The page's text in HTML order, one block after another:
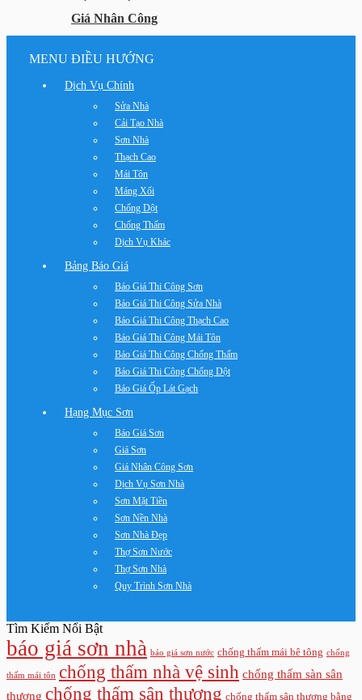
Giá Nhân Công
MENU ĐIỀU HƯỚNG
Dịch Vụ Chính
Sửa Nhà
Cải Tạo Nhà
Sơn Nhà
Thạch Cao
Mái Tôn
Máng Xối
Chống Dột
Chống Thấm
Dịch Vụ Khác
Bảng Báo Giá
Báo Giá Thi Công Sơn
Báo Giá Thi Công Sửa Nhà
Báo Giá Thi Công Thạch Cao
Báo Giá Thi Công Mái Tôn
Báo Giá Thi Công Chống Thấm
Báo Giá Thi Công Chống Dột
Báo Giá Ốp Lát Gạch
Hạng Mục Sơn
Báo Giá Sơn
Giá Sơn
Giá Nhân Công Sơn
Dịch Vụ Sơn Nhà
Sơn Mặt Tiền
Sơn Nền Nhà
Sơn Nhà Đẹp
Thợ Sơn Nước
Thợ Sơn Nhà
Quy Trình Sơn Nhà
Tìm Kiếm Nổi Bật
báo giá sơn nhà báo giá sơn nước chống thấm mái bê tông chống
thấm mái tôn chống thấm nhà vệ sinh chống thấm sàn sân
thượng chống thấm sân thượng chống thấm sân thượng bằng